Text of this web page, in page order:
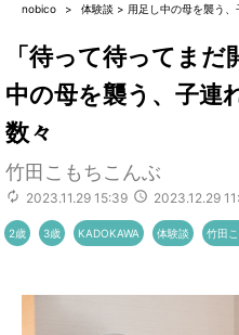
nobico 体験談 > 用足し中の母を襲う
「待って待ってま
中の母を襲う、子連
数々
竹田こもちこんぶ
2023.11.29 15:39 2023.12.29
2歳 3歳 KADOKAWA 体験談 竹田